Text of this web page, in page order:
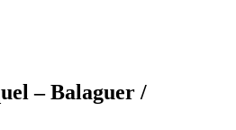
– Balaguer /